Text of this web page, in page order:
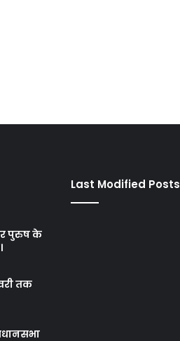
पुरुष के
तक
Last Modified Posts